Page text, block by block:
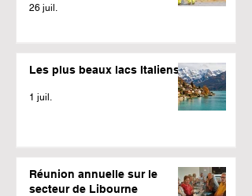
26 juil.
Les plus beaux lacs Italiens
1 juil.
Réunion annuelle sur le
secteur de Libourne